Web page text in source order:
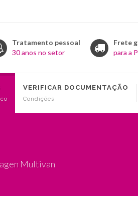
Tratamento pessoal
30 anos no setor
Frete
para a
VERIFICAR DOCUMENTAÇÃO
Condições
Multivan